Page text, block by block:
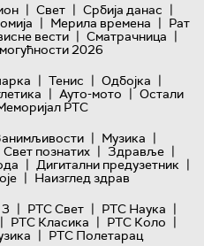
| Свет | Србија данас |
| Мерила времена | Рат
вести | Сматрачница |
2026
| Тенис | Одбојка |
| Ауто-мото | Остали
РТС
| Музика |
Свет познатих | Здравље |
| Дигитални предузетник |
| Наизглед здрав
| РТС Свет | РТС Наука |
| РТС Класика | РТС Коло |
| РТС Полетарац